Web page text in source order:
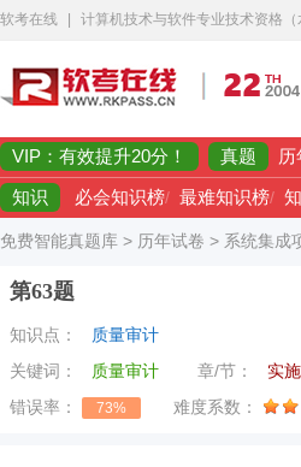
软考在线 计算机技术与软件专业技术资格
VIP：有效提升20分！ 真题 历
知识 必会知识榜/ 最难知识榜/
免费智能真题库 > 历年试卷 > 系统集成
第63题
知识点：
质量审计
关键词：
质量审计 章/节：
实
错误率：
73% 难度系数：